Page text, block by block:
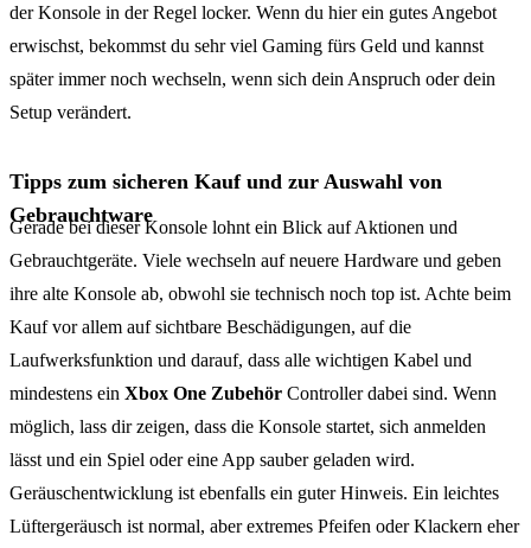
der Konsole in der Regel locker. Wenn du hier ein gutes Angebot
erwischst, bekommst du sehr viel Gaming fürs Geld und kannst
später immer noch wechseln, wenn sich dein Anspruch oder dein
Setup verändert.
Tipps zum sicheren Kauf und zur Auswahl von
Gebrauchtware
Gerade bei dieser Konsole lohnt ein Blick auf Aktionen und
Gebrauchtgeräte. Viele wechseln auf neuere Hardware und geben
ihre alte Konsole ab, obwohl sie technisch noch top ist. Achte beim
Kauf vor allem auf sichtbare Beschädigungen, auf die
Laufwerksfunktion und darauf, dass alle wichtigen Kabel und
mindestens ein Xbox One Zubehör Controller dabei sind. Wenn
möglich, lass dir zeigen, dass die Konsole startet, sich anmelden
lässt und ein Spiel oder eine App sauber geladen wird.
Geräuschentwicklung ist ebenfalls ein guter Hinweis. Ein leichtes
Lüftergeräusch ist normal, aber extremes Pfeifen oder Klackern eher